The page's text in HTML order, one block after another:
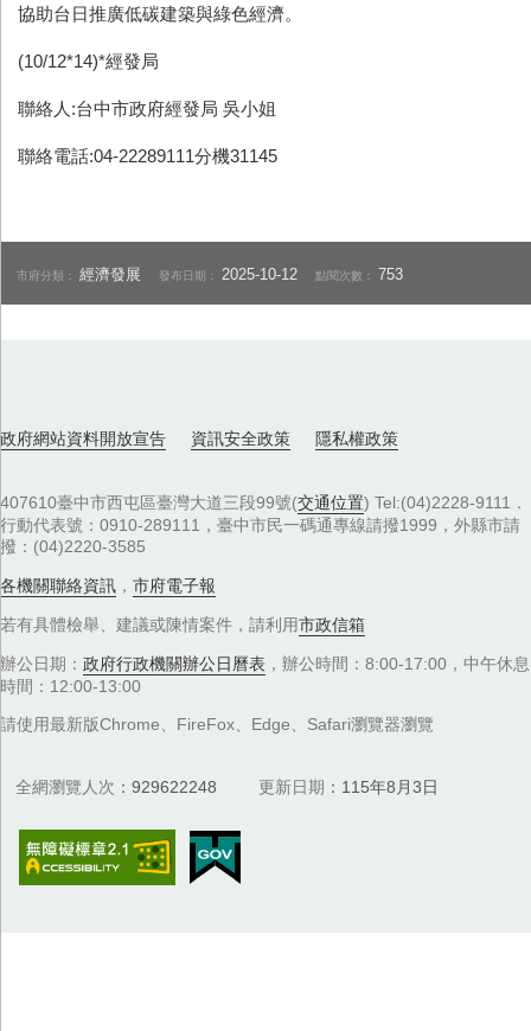
協助台日推廣低碳建築與綠色經濟。
(10/12*14)*經發局
聯絡人:台中市政府經發局 吳小姐
聯絡電話:04-22289111分機31145
市府分類：經濟發展 發布日期： 2025-10-12 點閱次數： 753
政府網站資料開放宣告 資訊安全政策 隱私權政策
407610臺中市西屯區臺灣大道三段99號(交通位置) Tel:(04)2228-9111．
行動代表號：0910-289111，臺中市民一碼通專線請撥1999，外縣市請
撥：(04)2220-3585
各機關聯絡資訊 ， 市府電子報
若有具體檢舉、建議或陳情案件，請利用市政信箱
辦公日期： 政府行政機關辦公日曆表 ，辦公時間：8:00-17:00，中午休息
時間：12:00-13:00
請使用最新版Chrome、FireFox、Edge、Safari瀏覽器瀏覽
全網瀏覽人次 929622248 更新日期 115年8月3日